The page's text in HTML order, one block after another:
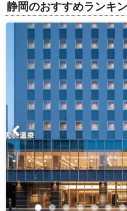
静岡のおすすめランキ